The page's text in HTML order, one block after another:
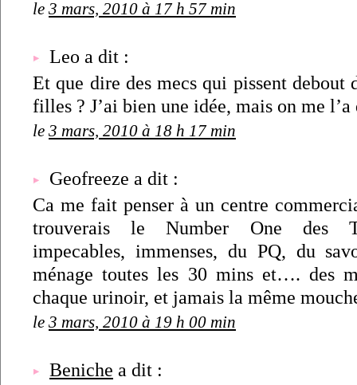
le 3 mars, 2010 à 17 h 57 min
Leo a dit :
Et que dire des mecs qui pissent debout
filles ? J’ai bien une idée, mais on me
le 3 mars, 2010 à 18 h 17 min
Geofreeze a dit :
Ca me fait penser à un centre
trouverais le Number One des
impecables, immenses, du PQ, du
ménage toutes les 30 mins et…. des
chaque urinoir, et jamais la même
le 3 mars, 2010 à 19 h 00 min
Beniche a dit :